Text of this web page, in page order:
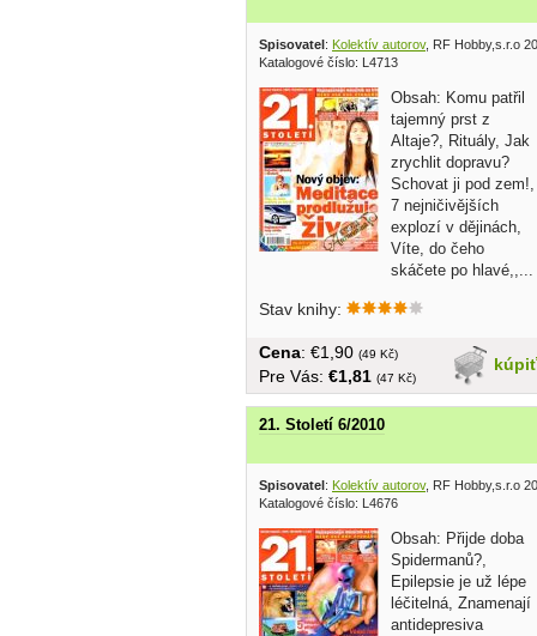
Spisovatel: Kolektív autorov, RF Hobby,s.r.o
Katalogové číslo: L4713
Obsah: Komu patřil
tajemný prst z
Altaje?, Rituály, Jak
zrychlit dopravu?
Schovat ji pod zem!,
7 nejničivějších
explozí v dějinách,
Víte, do čeho
skáčete po hlavé,,...
Stav knihy:
kúpiť
Cena: €1,90 (49 Kč)
Pre Vás: €1,81 (47 Kč)
21. Století 6/2010
Spisovatel : Kolektív autorov, RF Hobby,s.r.o
Katalogové číslo: L4676
Obsah: Přijde doba
Spidermanů?,
Epilepsie je už lépe
léčitelná, Znamenají
antidepresiva